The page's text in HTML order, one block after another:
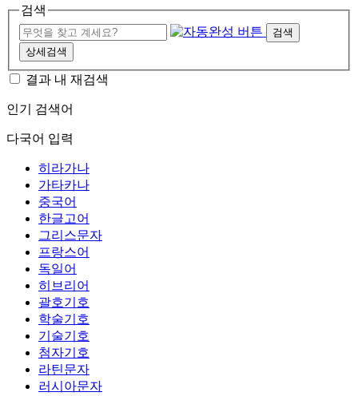
검색
검색
상세검색
결과 내 재검색
인기 검색어
다국어 입력
히라가나
가타카나
중국어
한글고어
그리스문자
프랑스어
독일어
히브리어
괄호기호
학술기호
기술기호
첨자기호
라틴문자
러시아문자